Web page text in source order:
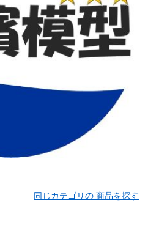
同じカテゴリの 商品を探す